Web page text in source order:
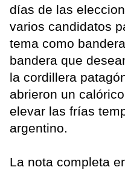
días de las
varios candidatos
tema como
bandera que
la cordillera
abrieron un
elevar las frías
argentino.
La nota completa